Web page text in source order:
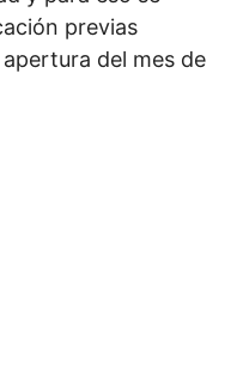
previas
del mes de